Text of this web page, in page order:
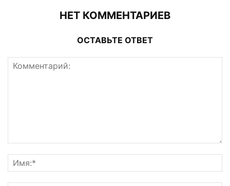
НЕТ КОММЕНТАРИЕВ
ОСТАВЬТЕ ОТВЕТ